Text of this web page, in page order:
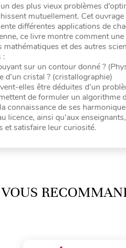
des plus vieux problèmes
mutuellement. Cet
différentes applications de
ce livre montre comment
mathématiques et des autres
:
sur un contour donné ?
d’un cristal ? (cristallographie)
elles être déduites d’un
de formuler un algorithme
connaissance de ses
licence, ainsi qu’aux
et satisfaire leur curiosité.
VOUS